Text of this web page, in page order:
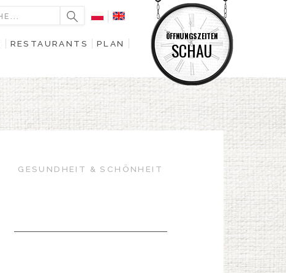
ÖFFNUNGSZEITEN
SCHAU
RESTAURANTS
PLAN
GESUNDHEIT & SCHÖNHEIT